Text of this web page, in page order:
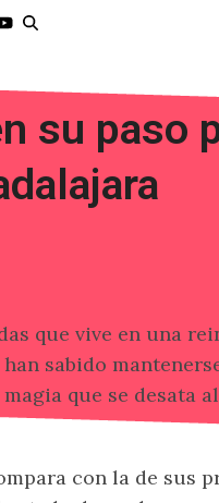
su paso
que vive en una
sabido
que se desata
con la de sus